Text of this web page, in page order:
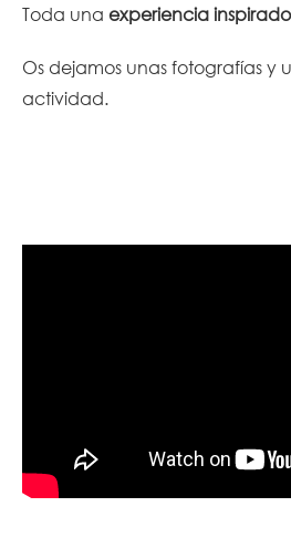
Toda una experiencia
Os dejamos unas fotografías y
actividad.